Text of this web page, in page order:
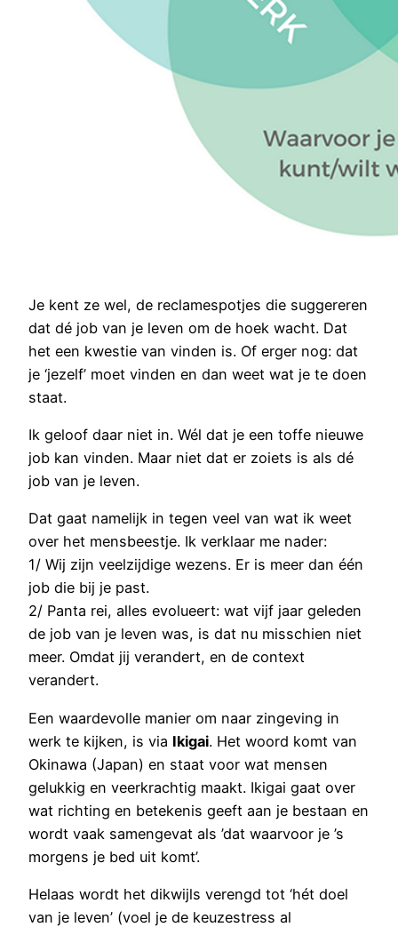
Je kent ze wel, de reclamespotjes die suggereren
dat dé job van je leven om de hoek wacht. Dat
het een kwestie van vinden is. Of erger nog: dat
je ‘jezelf’ moet vinden en dan weet wat je te doen
staat.
Ik geloof daar niet in. Wél dat je een toffe nieuwe
job kan vinden. Maar niet dat er zoiets is als dé
job van je leven.
Dat gaat namelijk in tegen veel van wat ik weet
over het mensbeestje. Ik verklaar me nader:
1/ Wij zijn veelzijdige wezens. Er is meer dan één
job die bij je past.
2/ Panta rei, alles evolueert: wat vijf jaar geleden
de job van je leven was, is dat nu misschien niet
meer. Omdat jij verandert, en de context
verandert.
Een waardevolle manier om naar zingeving in
werk te kijken, is via Ikigai. Het woord komt van
Okinawa (Japan) en staat voor wat mensen
gelukkig en veerkrachtig maakt. Ikigai gaat over
wat richting en betekenis geeft aan je bestaan en
wordt vaak samengevat als ’dat waarvoor je ’s
morgens je bed uit komt’.
Helaas wordt het dikwijls verengd tot ‘hét doel
van je leven’ (voel je de keuzestress al